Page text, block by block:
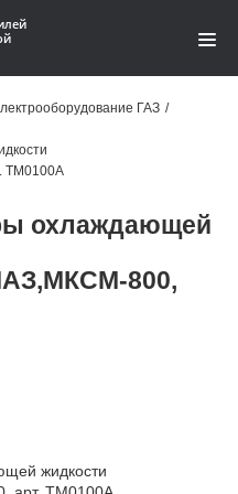
ГАЗ /
ТМ0100А
охлаждающей
800,